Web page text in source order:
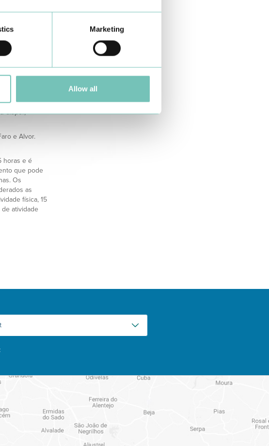
Marketing
Allow all
dispor,
e Alvor.
horas e é
que pode
Os
as
física, 15
de atividade